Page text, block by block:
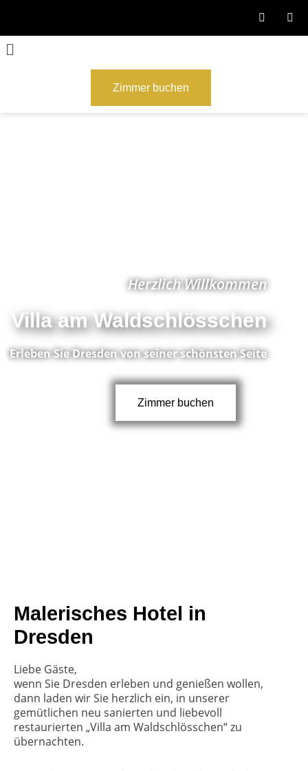
Zimmer buchen
Herzlich Willkommen
Villa am Waldschlösschen
Erleben Sie Dresden von seiner schönsten Seite
Zimmer buchen
Malerisches Hotel in
Dresden
Liebe Gäste,
wenn Sie Dresden erleben und genießen wollen,
dann laden wir Sie herzlich ein, in unserer
gemütlichen neu sanierten und liebevoll
restaurierten „Villa am Waldschlösschen“ zu
übernachten.